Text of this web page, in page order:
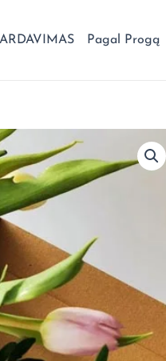
Pagal Progą